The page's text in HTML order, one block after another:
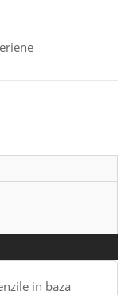
in baza